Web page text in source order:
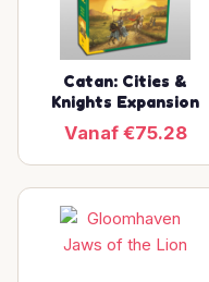
Catan: Cities &
Knights Expansion
Vanaf €75.28